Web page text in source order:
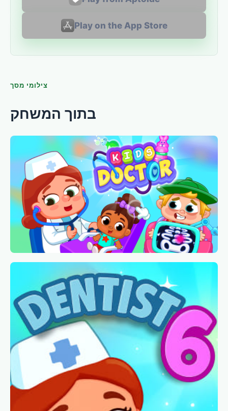
Play on the App Store
צילומי מסך
בתוך המשחק